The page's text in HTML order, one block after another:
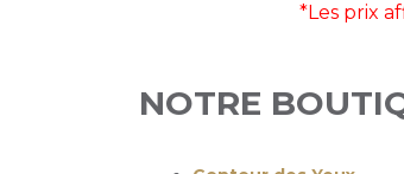
*Les prix
NOTRE